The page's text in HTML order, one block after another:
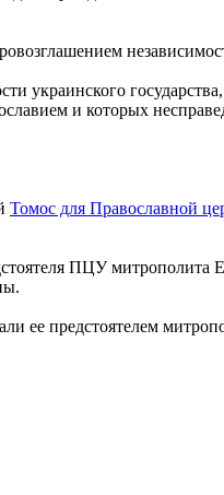
украинского
и которых
Томос для Православной
ПЦУ митрополита
ее предстоятелем